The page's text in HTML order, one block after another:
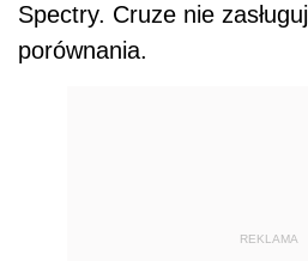
Spectry. Cruze nie
porównania.
REKLAMA